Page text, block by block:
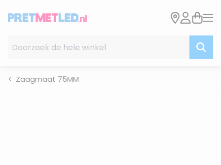
Zaagmaat 75MM